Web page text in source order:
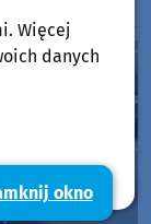
subwencji"
Więcej
danych
okno